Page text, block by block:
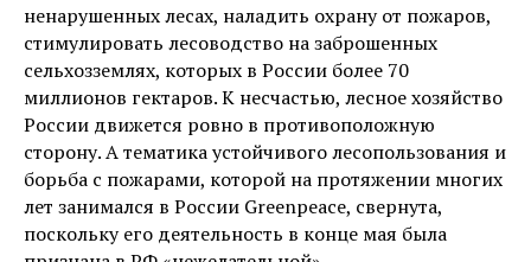
ненарушенных лесах, наладить охрану от пожаров,
стимулировать лесоводство на заброшенных
сельхозземлях, которых в России более 70
миллионов гектаров. К несчастью, лесное хозяйство
России движется ровно в противоположную
сторону. А тематика устойчивого лесопользования и
борьба с пожарами, которой на протяжении многих
лет занимался в России Greenpeace, свернута,
поскольку его деятельность в конце мая была